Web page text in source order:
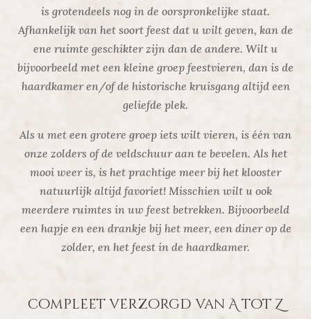
is grotendeels nog in de oorspronkelijke staat.
Afhankelijk van het soort feest dat u wilt geven, kan de
ene ruimte geschikter zijn dan de andere. Wilt u
bijvoorbeeld met een kleine groep feestvieren, dan is de
haardkamer en/of de historische kruisgang altijd een
geliefde plek.
Als u met een grotere groep iets wilt vieren, is één van
onze zolders of de veldschuur aan te bevelen. Als het
mooi weer is, is het prachtige meer bij het klooster
natuurlijk altijd favoriet! Misschien wilt u ook
meerdere ruimtes in uw feest betrekken. Bijvoorbeeld
een hapje en een drankje bij het meer, een diner op de
zolder, en het feest in de haardkamer.
compleet verzorgd van A tot Z